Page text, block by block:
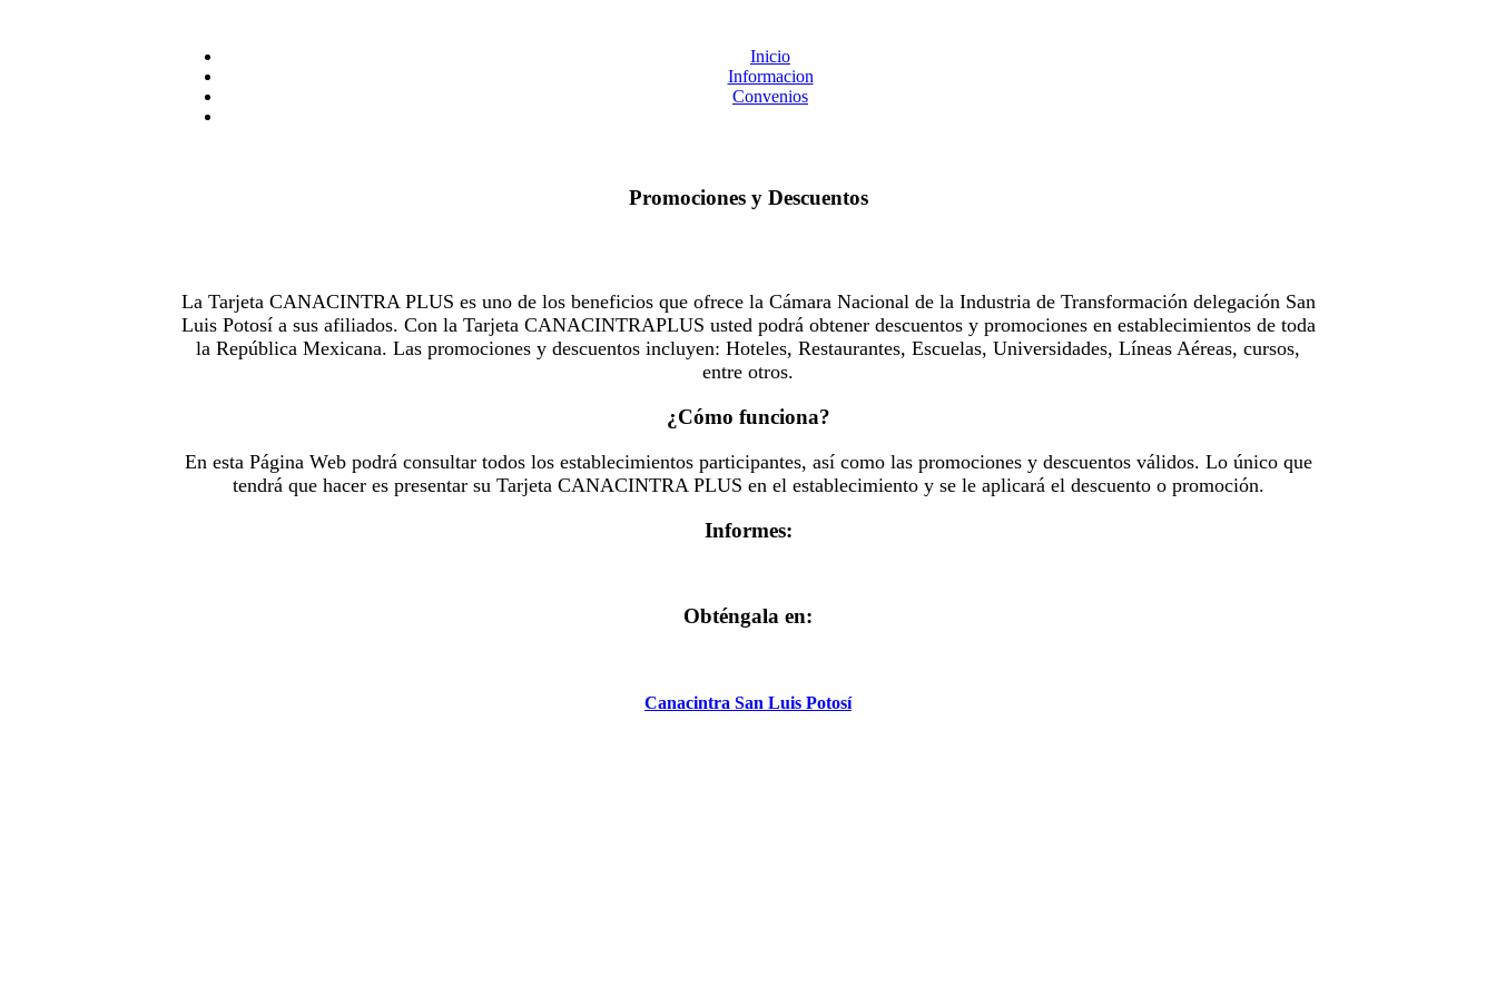
Inicio
Informacion
Convenios
Promociones y Descuentos
La Tarjeta CANACINTRA PLUS es uno de los beneficios que ofrece la Cámara Nacional de la Industria de Transformación delegación San
Luis Potosí a sus afiliados. Con la Tarjeta CANACINTRAPLUS usted podrá obtener descuentos y promociones en establecimientos de toda
la República Mexicana. Las promociones y descuentos incluyen: Hoteles, Restaurantes, Escuelas, Universidades, Líneas Aéreas, cursos,
entre otros.
¿Cómo funciona?
En esta Página Web podrá consultar todos los establecimientos participantes, así como las promociones y descuentos válidos. Lo único que
tendrá que hacer es presentar su Tarjeta CANACINTRA PLUS en el establecimiento y se le aplicará el descuento o promoción.
Informes:
Obténgala en:
Canacintra San Luis Potosí